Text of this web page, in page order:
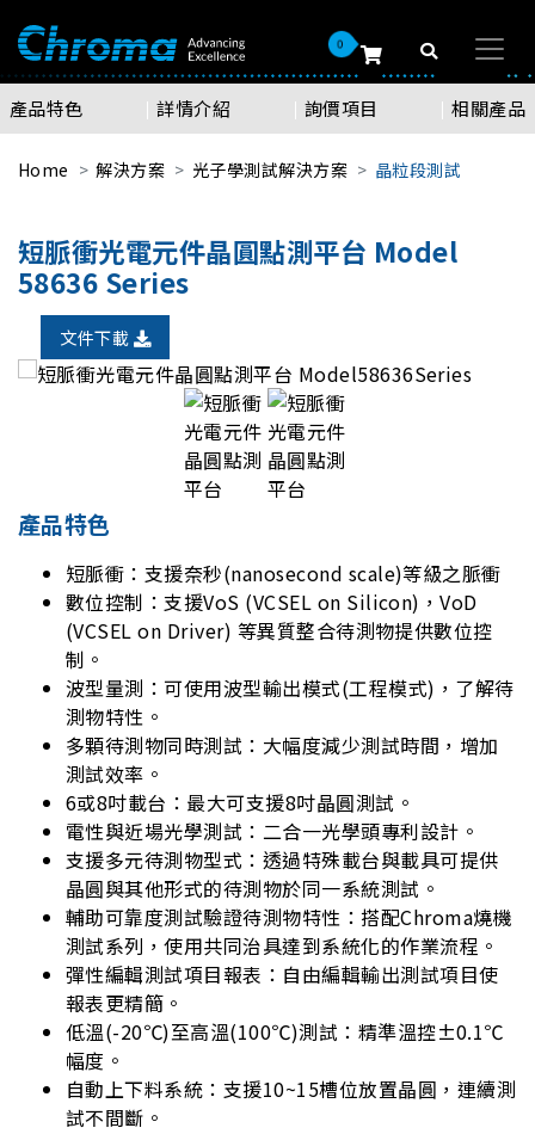
0
產品特色 詳情介紹 詢價項目 相關產品
Home 解決方案 光子學測試解決方案 晶粒段測試
短脈衝光電元件晶圓點測平台 Model
58636 Series
文件下載
產品特色
短脈衝：支援奈秒(nanosecond scale)等級之脈衝
數位控制：支援VoS (VCSEL on Silicon)，VoD
(VCSEL on Driver) 等異質整合待測物提供數位控
制。
波型量測：可使用波型輸出模式(工程模式)，了解待
測物特性。
多顆待測物同時測試：大幅度減少測試時間，增加
測試效率。
6或8吋載台：最大可支援8吋晶圓測試。
電性與近場光學測試：二合一光學頭專利設計。
支援多元待測物型式：透過特殊載台與載具可提供
晶圓與其他形式的待測物於同一系統測試。
輔助可靠度測試驗證待測物特性：搭配Chroma燒機
測試系列，使用共同治具達到系統化的作業流程。
彈性編輯測試項目報表：自由編輯輸出測試項目使
報表更精簡。
低溫(-20℃)至高溫(100℃)測試：精準溫控±0.1℃
幅度。
自動上下料系統：支援10~15槽位放置晶圓，連續測
試不間斷。